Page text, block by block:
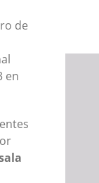
de
en